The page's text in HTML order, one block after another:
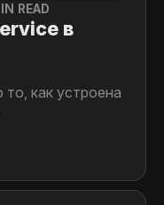
READ
в
как устроена